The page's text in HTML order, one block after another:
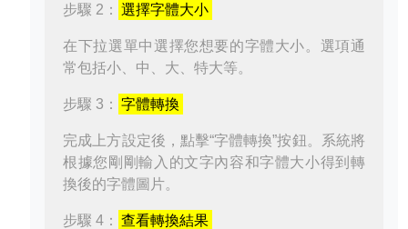
步驟 2： 選擇字體大小
在下拉選單中選擇您想要的字體大小。選項通
常包括小、中、大、特大等。
步驟 3： 字體轉換
完成上方設定後，點擊“字體轉換”按鈕。系統將
根據您剛剛輸入的文字內容和字體大小得到轉
換後的字體圖片。
步驟 4： 查看轉換結果